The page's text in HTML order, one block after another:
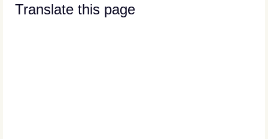
Translate this page